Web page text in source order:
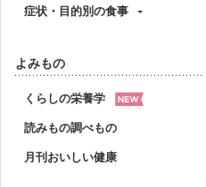
症状・目的別の食事
よみもの
くらしの栄養学
読みもの調べもの
月刊おいしい健康